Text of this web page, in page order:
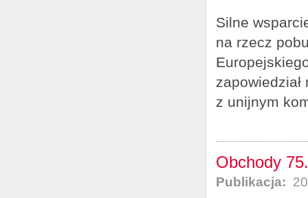
Silne
na rzecz
z unijnym
Obchody
Publikacja: